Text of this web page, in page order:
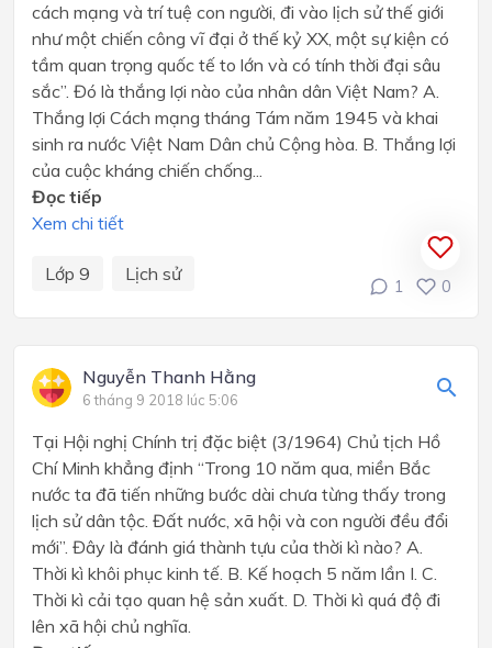
cách mạng và trí tuệ con người, đi vào lịch sử thế giới
như một chiến công vĩ đại ở thế kỷ XX, một sự kiện có
tầm quan trọng quốc tế to lớn và có tính thời đại sâu
sắc”. Đó là thắng lợi nào của nhân dân Việt Nam? A.
Thắng lợi Cách mạng tháng Tám năm 1945 và khai
sinh ra nước Việt Nam Dân chủ Cộng hòa. B. Thắng lợi
của cuộc kháng chiến chống...
Đọc tiếp
Xem chi tiết
Lớp 9 Lịch sử
1 0
Nguyễn Thanh Hằng
6 tháng 9 2018 lúc 5:06
Tại Hội nghị Chính trị đặc biệt (3/1964) Chủ tịch Hồ
Chí Minh khẳng định “Trong 10 năm qua, miền Bắc
nước ta đã tiến những bước dài chưa từng thấy trong
lịch sử dân tộc. Đất nước, xã hội và con người đều đổi
mới”. Đây là đánh giá thành tựu của thời kì nào? A.
Thời kì khôi phục kinh tế. B. Kế hoạch 5 năm lần I. C.
Thời kì cải tạo quan hệ sản xuất. D. Thời kì quá độ đi
lên xã hội chủ nghĩa.